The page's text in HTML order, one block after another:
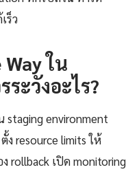
ร็ว
ใน
ะวังอะไร?
environment
ง resource limits ให้
rollback เปิด monitoring